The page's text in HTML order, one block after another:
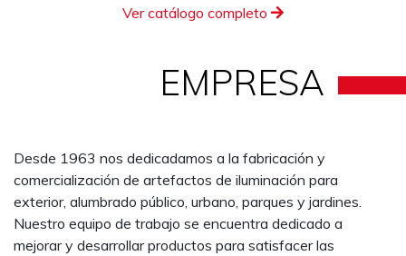
Ver catálogo completo
EMPRESA
Desde 1963 nos dedicadamos a la fabricación y
comercialización de artefactos de iluminación para
exterior, alumbrado público, urbano, parques y jardines.
Nuestro equipo de trabajo se encuentra dedicado a
mejorar y desarrollar productos para satisfacer las